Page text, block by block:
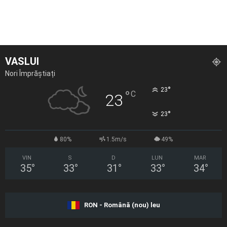
VASLUI
Nori Împrăștiați
23 °C 23°
23°
80% 1.5m/s 49%
VIN
35°
S
33°
D
31 °
LUN
33°
MAR
34°
RON - Română (nou) leu